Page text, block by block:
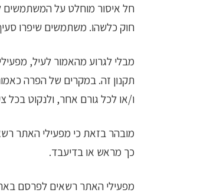
חל איסור מוחלט על המשתמשים
חוק כלשהו. משתמשים שיפרו
מבלי לגרוע מהאמור לעיל,
תקנון זה. במקרים של הפרה
ו/או לכל גורם אחר, ולנקוט בכל
מובהר בזאת כי מפעילי האתר
כך מראש או בדיעבד.
מפעילי האתר רשאים לפרסם